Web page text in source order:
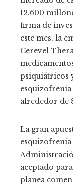
12.600
firma de
este mes, la
Cerevel
psiquiátricos
alrededor de
La gran
esquizofrenia
aceptado
planea